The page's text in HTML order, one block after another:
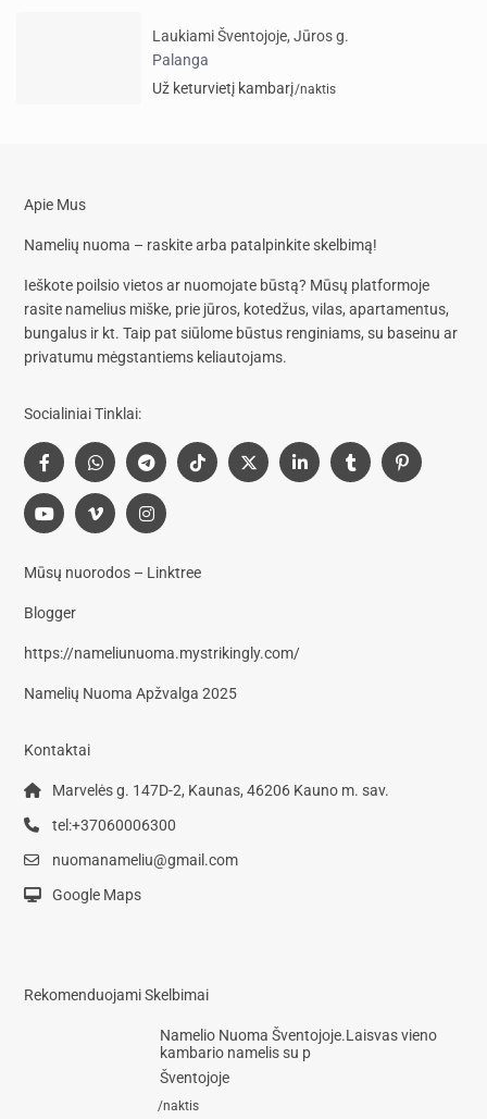
Laukiami Šventojoje, Jūros g.
Palanga
Už keturvietį kambarį/naktis
Apie Mus
Namelių nuoma – raskite arba patalpinkite skelbimą!
Ieškote poilsio vietos ar nuomojate būstą? Mūsų platformoje
rasite namelius miške, prie jūros, kotedžus, vilas, apartamentus,
bungalus ir kt. Taip pat siūlome būstus renginiams, su baseinu ar
privatumu mėgstantiems keliautojams.
Socialiniai Tinklai:
Mūsų nuorodos – Linktree
Blogger
https://nameliunuoma.mystrikingly.com/
Namelių Nuoma Apžvalga 2025
Kontaktai
Marvelės g. 147D-2, Kaunas, 46206 Kauno m. sav.
tel:+37060006300
nuomanameliu@gmail.com
Google Maps
Rekomenduojami Skelbimai
Namelio Nuoma Šventojoje.Laisvas vieno
kambario namelis su p
Šventojoje
/naktis